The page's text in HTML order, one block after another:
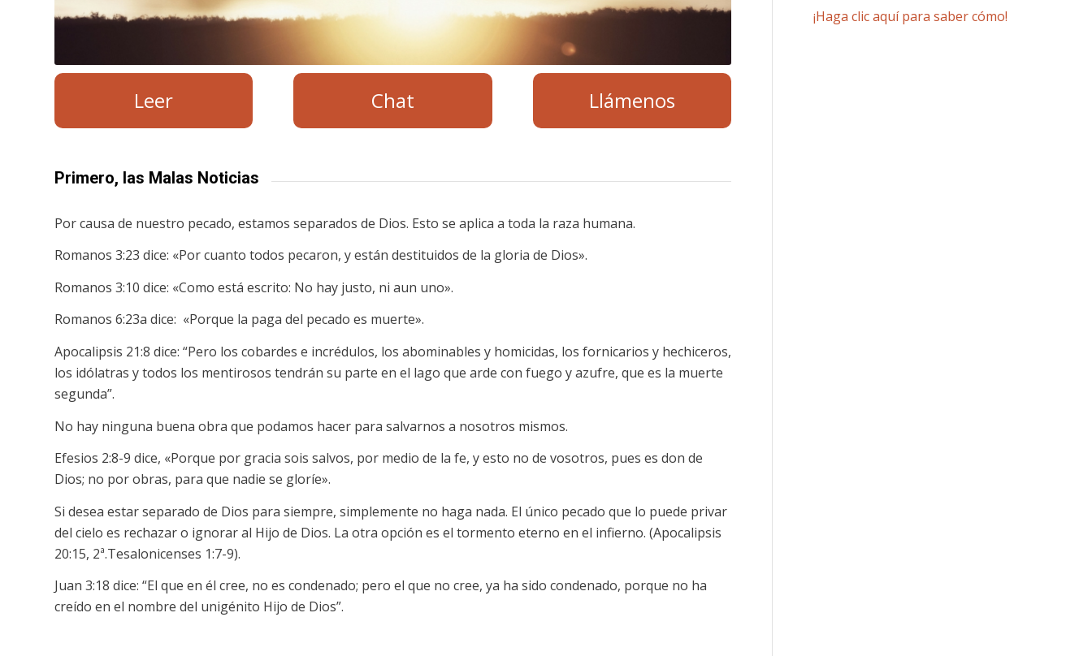
Leer Chat Llámenos
Primero, las Malas Noticias
Por causa de nuestro pecado, estamos separados de Dios. Esto se aplica a toda la raza humana.
Romanos 3:23 dice: «Por cuanto todos pecaron, y están destituidos de la gloria de Dios».
Romanos 3:10 dice: «Como está escrito: No hay justo, ni aun uno».
Romanos 6:23a dice: «Porque la paga del pecado es muerte».
Apocalipsis 21:8 dice: “Pero los cobardes e incrédulos, los abominables y homicidas, los fornicarios y hechiceros,
los idólatras y todos los mentirosos tendrán su parte en el lago que arde con fuego y azufre, que es la muerte
segunda”.
No hay ninguna buena obra que podamos hacer para salvarnos a nosotros mismos.
Efesios 2:8-9 dice, «Porque por gracia sois salvos, por medio de la fe, y esto no de vosotros, pues es don de
Dios; no por obras, para que nadie se gloríe».
Si desea estar separado de Dios para siempre, simplemente no haga nada. El único pecado que lo puede privar
del cielo es rechazar o ignorar al Hijo de Dios. La otra opción es el tormento eterno en el infierno. (Apocalipsis
20:15, 2ª.Tesalonicenses 1:7-9).
Juan 3:18 dice: “El que en él cree, no es condenado; pero el que no cree, ya ha sido condenado, porque no ha
creído en el nombre del unigénito Hijo de Dios”.
¡Haga clic aquí para saber cómo!